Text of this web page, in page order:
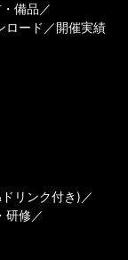
備品
ロード 開催実績
リンク付き)
研修